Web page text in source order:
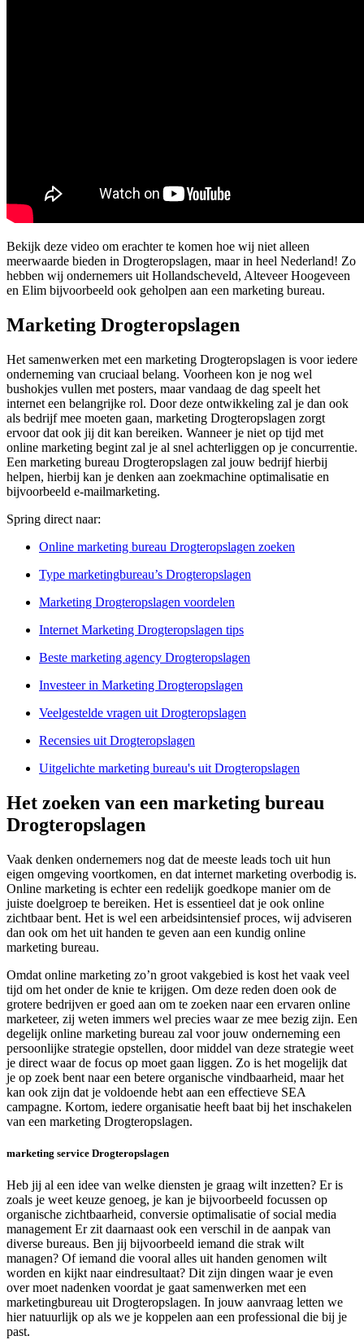
Bekijk deze video om erachter te komen hoe wij niet alleen
meerwaarde bieden in Drogteropslagen, maar in heel Nederland! Zo
hebben wij ondernemers uit Hollandscheveld, Alteveer Hoogeveen
en Elim bijvoorbeeld ook geholpen aan een marketing bureau.
Marketing Drogteropslagen
Het samenwerken met een marketing Drogteropslagen is voor iedere
onderneming van cruciaal belang. Voorheen kon je nog wel
bushokjes vullen met posters, maar vandaag de dag speelt het
internet een belangrijke rol. Door deze ontwikkeling zal je dan ook
als bedrijf mee moeten gaan, marketing Drogteropslagen zorgt
ervoor dat ook jij dit kan bereiken. Wanneer je niet op tijd met
online marketing begint zal je al snel achterliggen op je concurrentie.
Een marketing bureau Drogteropslagen zal jouw bedrijf hierbij
helpen, hierbij kan je denken aan zoekmachine optimalisatie en
bijvoorbeeld e-mailmarketing.
Spring direct naar:
Online marketing bureau Drogteropslagen zoeken
Type marketingbureau’s Drogteropslagen
Marketing Drogteropslagen voordelen
Internet Marketing Drogteropslagen tips
Beste marketing agency Drogteropslagen
Investeer in Marketing Drogteropslagen
Veelgestelde vragen uit Drogteropslagen
Recensies uit Drogteropslagen
Uitgelichte marketing bureau's uit Drogteropslagen
Het zoeken van een marketing bureau
Drogteropslagen
Vaak denken ondernemers nog dat de meeste leads toch uit hun
eigen omgeving voortkomen, en dat internet marketing overbodig is.
Online marketing is echter een redelijk goedkope manier om de
juiste doelgroep te bereiken. Het is essentieel dat je ook online
zichtbaar bent. Het is wel een arbeidsintensief proces, wij adviseren
dan ook om het uit handen te geven aan een kundig online
marketing bureau.
Omdat online marketing zo’n groot vakgebied is kost het vaak veel
tijd om het onder de knie te krijgen. Om deze reden doen ook de
grotere bedrijven er goed aan om te zoeken naar een ervaren online
marketeer, zij weten immers wel precies waar ze mee bezig zijn. Een
degelijk online marketing bureau zal voor jouw onderneming een
persoonlijke strategie opstellen, door middel van deze strategie weet
je direct waar de focus op moet gaan liggen. Zo is het mogelijk dat
je op zoek bent naar een betere organische vindbaarheid, maar het
kan ook zijn dat je voldoende hebt aan een effectieve SEA
campagne. Kortom, iedere organisatie heeft baat bij het inschakelen
van een marketing Drogteropslagen.
marketing service Drogteropslagen
Heb jij al een idee van welke diensten je graag wilt inzetten? Er is
zoals je weet keuze genoeg, je kan je bijvoorbeeld focussen op
organische zichtbaarheid, conversie optimalisatie of social media
management Er zit daarnaast ook een verschil in de aanpak van
diverse bureaus. Ben jij bijvoorbeeld iemand die strak wilt
managen? Of iemand die vooral alles uit handen genomen wilt
worden en kijkt naar eindresultaat? Dit zijn dingen waar je even
over moet nadenken voordat je gaat samenwerken met een
marketingbureau uit Drogteropslagen. In jouw aanvraag letten we
hier natuurlijk op als we je koppelen aan een professional die bij je
past.